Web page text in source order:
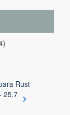
Rust
25.7